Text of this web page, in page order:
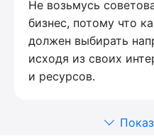
Не возьмусь
бизнес, потому что
должен выбирать
исходя из своих
и ресурсов.